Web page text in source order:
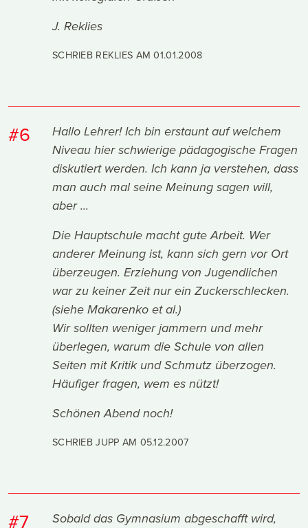
J. Reklies
SCHRIEB REKLIES AM01.01.2008
#6
Hallo Lehrer! Ich bin erstaunt auf welchem
Niveau hier schwierige pädagogische Fragen
diskutiert werden. Ich kann ja verstehen, dass
man auch mal seine Meinung sagen will,
aber ...
Die Hauptschule macht gute Arbeit. Wer
anderer Meinung ist, kann sich gern vor Ort
überzeugen. Erziehung von Jugendlichen
war zu keiner Zeit nur ein Zuckerschlecken.
(siehe Makarenko et al.)
Wir sollten weniger jammern und mehr
überlegen, warum die Schule von allen
Seiten mit Kritik und Schmutz überzogen.
Häufiger fragen, wem es nützt!
Schönen Abend noch!
SCHRIEB JUPP AM 05.12.2007
#7
Sobald das Gymnasium abgeschafft wird,